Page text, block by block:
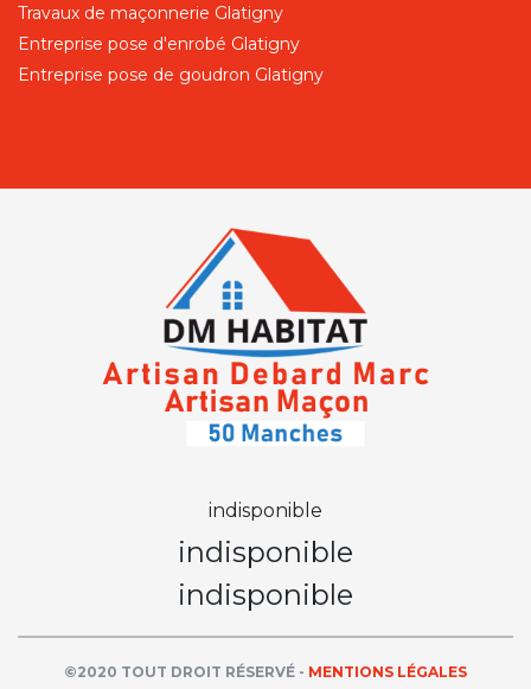
Travaux de maçonnerie Glatigny
Entreprise pose d'enrobé Glatigny
Entreprise pose de goudron Glatigny
indisponible
indisponible
indisponible
©2020 TOUT DROIT RÉSERVÉ - MENTIONS LÉGALES